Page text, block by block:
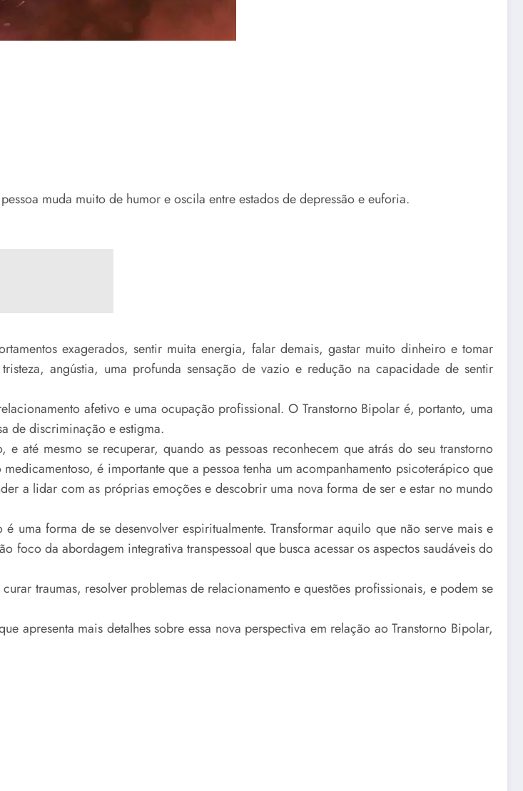
muda muito de humor e oscila entre estados de depressão e euforia.
exagerados, sentir muita energia, falar demais, gastar muito dinheiro e tomar
angústia, uma profunda sensação de vazio e redução na capacidade de sentir
afetivo e uma ocupação profissional. O Transtorno Bipolar é, portanto, uma
de discriminação e estigma.
até mesmo se recuperar, quando as pessoas reconhecem que atrás do seu transtorno
é importante que a pessoa tenha um acompanhamento psicoterápico que
a lidar com as próprias emoções e descobrir uma nova forma de ser e estar no mundo
uma forma de se desenvolver espiritualmente. Transformar aquilo que não serve mais e
foco da abordagem integrativa transpessoal que busca acessar os aspectos saudáveis do
traumas, resolver problemas de relacionamento e questões profissionais, e podem se
apresenta mais detalhes sobre essa nova perspectiva em relação ao Transtorno Bipolar,